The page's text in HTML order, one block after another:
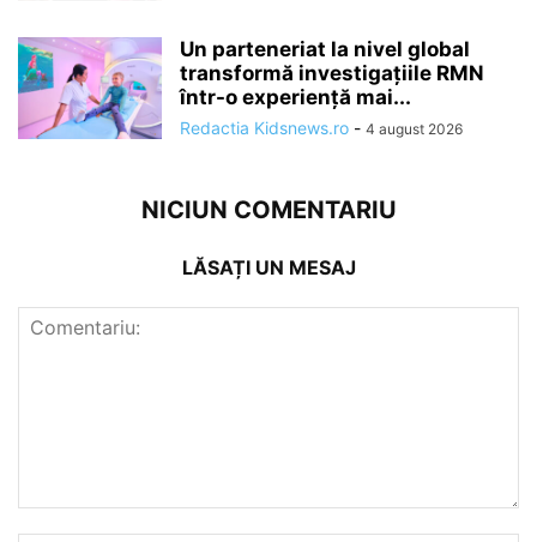
Un parteneriat la nivel global
transformă investigațiile RMN
într-o experiență mai...
Redactia Kidsnews.ro - 4 august 2026
NICIUN COMENTARIU
LĂSAȚI UN MESAJ